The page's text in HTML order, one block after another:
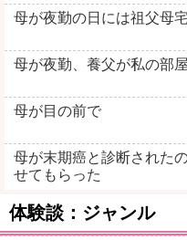
母が夜勤の日には祖父母
母が夜勤、養父が私の部
母が目の前で
母が末期癌と診断された
せてもらった
体験談：ジャンル